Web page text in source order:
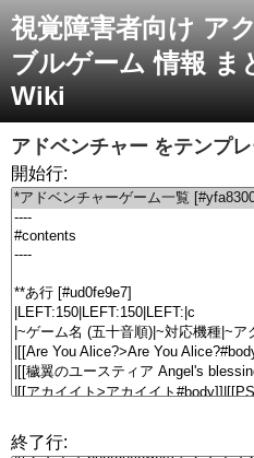
視覚障害者向け ア
ブルゲーム 情報 ま
Wiki
アドベンチャー をテンプ
開始行:
終了行: